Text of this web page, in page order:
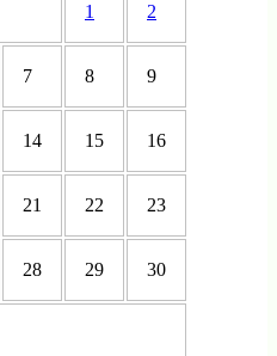
1 2
7 8 9
14 15 16
21 22 23
28 29 30